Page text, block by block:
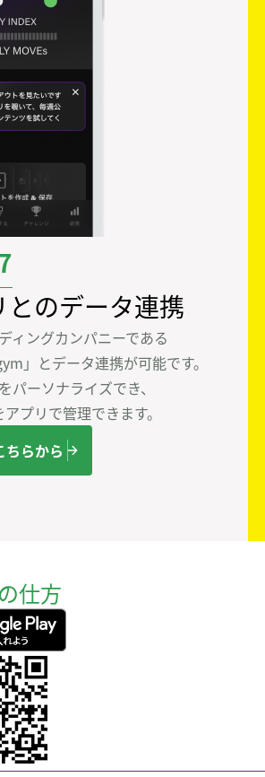
のデータ連携
ィングカンパニーである
」とデータ連携が可能です。
ーソナライズでき、
プリで管理できます。
ちらから
仕方